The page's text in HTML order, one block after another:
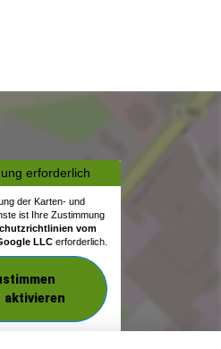
erforderlich
der Karten- und
ist Ihre Zustimmung
vom
LLC erforderlich.
aktivieren